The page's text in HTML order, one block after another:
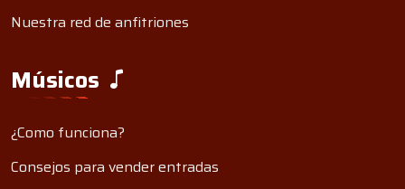
Nuestra red de anfitriones
Músicos
¿Como funciona?
Consejos para vender entradas